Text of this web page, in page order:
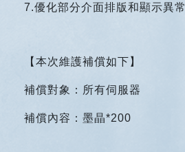
7.優化部分介面排版和顯示異常
【本次維護補償如下】
補償對象：所有伺服器
補償內容：墨晶*200